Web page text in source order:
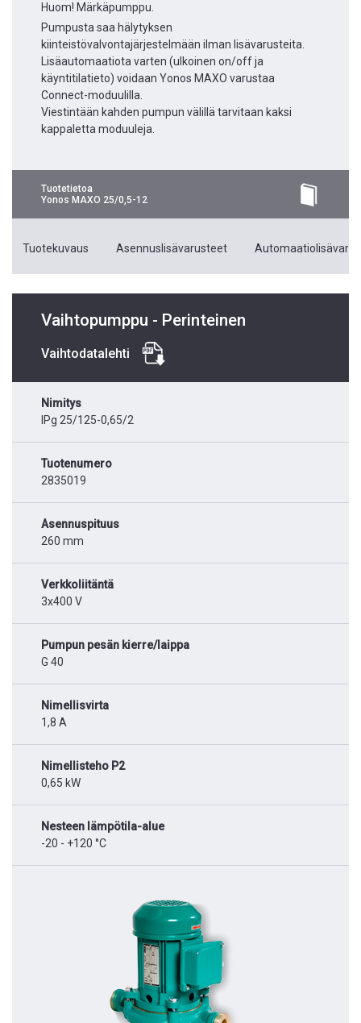
Huom! Märkäpumppu.
Pumpusta saa hälytyksen
kiinteistövalvontajärjestelmään ilman lisävarusteita.
Lisäautomaatiota varten (ulkoinen on/off ja
käyntitilatieto) voidaan Yonos MAXO varustaa
Connect-moduulilla.
Viestintään kahden pumpun välillä tarvitaan kaksi
kappaletta moduuleja.
Tuotetietoa
Yonos MAXO 25/0,5-12
Tuotekuvaus Asennuslisävarusteet
Vaihtopumppu - Perinteinen
Vaihtodatalehti
Nimitys
IPg 25/125-0,65/2
Tuotenumero
2835019
Asennuspituus
260 mm
Verkkoliitäntä
3x400 V
Pumpun pesän kierre/laippa
G 40
Nimellisvirta
1,8 A
Nimellisteho P2
0,65 kW
Nesteen lämpötila-alue
-20 - +120 °C